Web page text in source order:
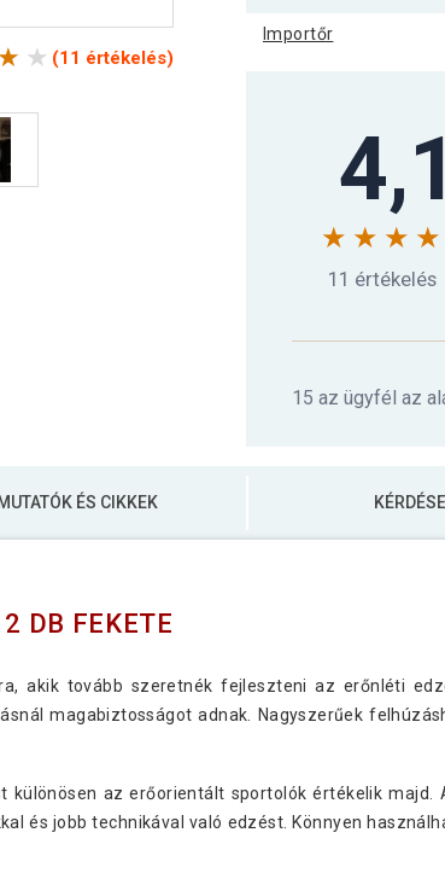
(11 értékelés)
Importőr
4,1
11 értékelés
15 az ügyfél az
ÉS CIKKEK
DB FEKETE
akik tovább szeretnék fejleszteni az erőnléti
magabiztosságot adnak. Nagyszerűek
az erőorientált sportolók értékelik
és jobb technikával való edzést. Könnyen